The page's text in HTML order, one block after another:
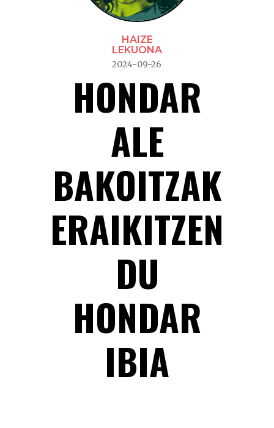
HAIZE
LEKUONA
2024-09-26
HONDAR
ALE
BAKOITZAK
ERAIKITZEN
DU
HONDAR
IBIA